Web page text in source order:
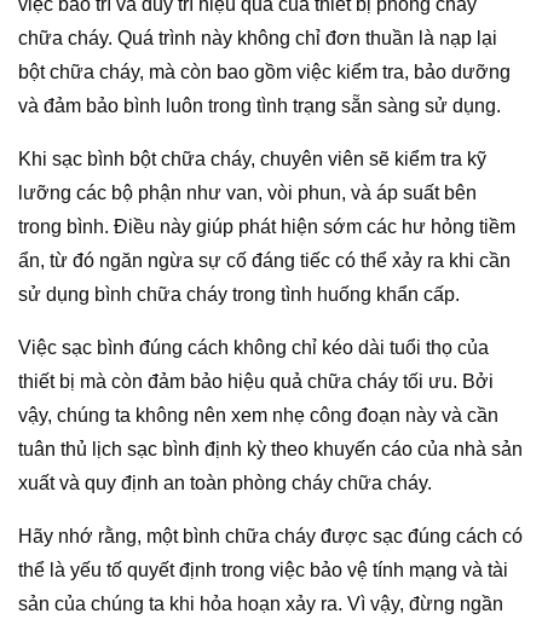
chữa cháy. Quá trình này không chỉ đơn thuần là nạp lại
bột chữa cháy, mà còn bao gồm việc kiểm tra, bảo dưỡng
và đảm bảo bình luôn trong tình trạng sẵn sàng sử dụng.
Khi sạc bình bột chữa cháy, chuyên viên sẽ kiểm tra kỹ
lưỡng các bộ phận như van, vòi phun, và áp suất bên
trong bình. Điều này giúp phát hiện sớm các hư hỏng tiềm
ẩn, từ đó ngăn ngừa sự cố đáng tiếc có thể xảy ra khi cần
sử dụng bình chữa cháy trong tình huống khẩn cấp.
Việc sạc bình đúng cách không chỉ kéo dài tuổi thọ của
thiết bị mà còn đảm bảo hiệu quả chữa cháy tối ưu. Bởi
vậy, chúng ta không nên xem nhẹ công đoạn này và cần
tuân thủ lịch sạc bình định kỳ theo khuyến cáo của nhà sản
xuất và quy định an toàn phòng cháy chữa cháy.
Hãy nhớ rằng, một bình chữa cháy được sạc đúng cách có
thể là yếu tố quyết định trong việc bảo vệ tính mạng và tài
sản của chúng ta khi hỏa hoạn xảy ra. Vì vậy, đừng ngần